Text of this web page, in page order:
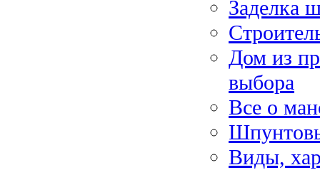
Заделка
Дом из
выбора
Все о
Виды,